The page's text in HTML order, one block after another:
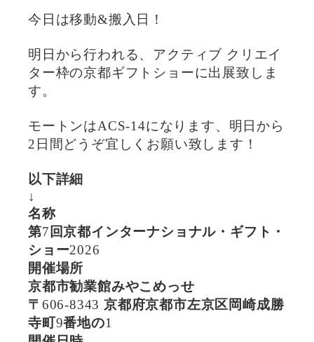
今日は移動&搬入日！
明日から行われる、アクティブ クリエイ
ター枠の京都ギフトショーに出展致しま
す。
モートンはACS-14になります、明日から
2日間どうぞ宜しくお願い致します！
以下詳細
↓
名称
第7 回京都インターナショナル・ギフト・
ショー2026
開催場所
京都市勧業館みやこめっせ
〒 606-8343京都府京都市左京区岡崎成勝
寺町9番地の1